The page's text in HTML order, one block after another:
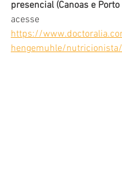
presencial (Canoas e
acesse
https://
hengemuhle/